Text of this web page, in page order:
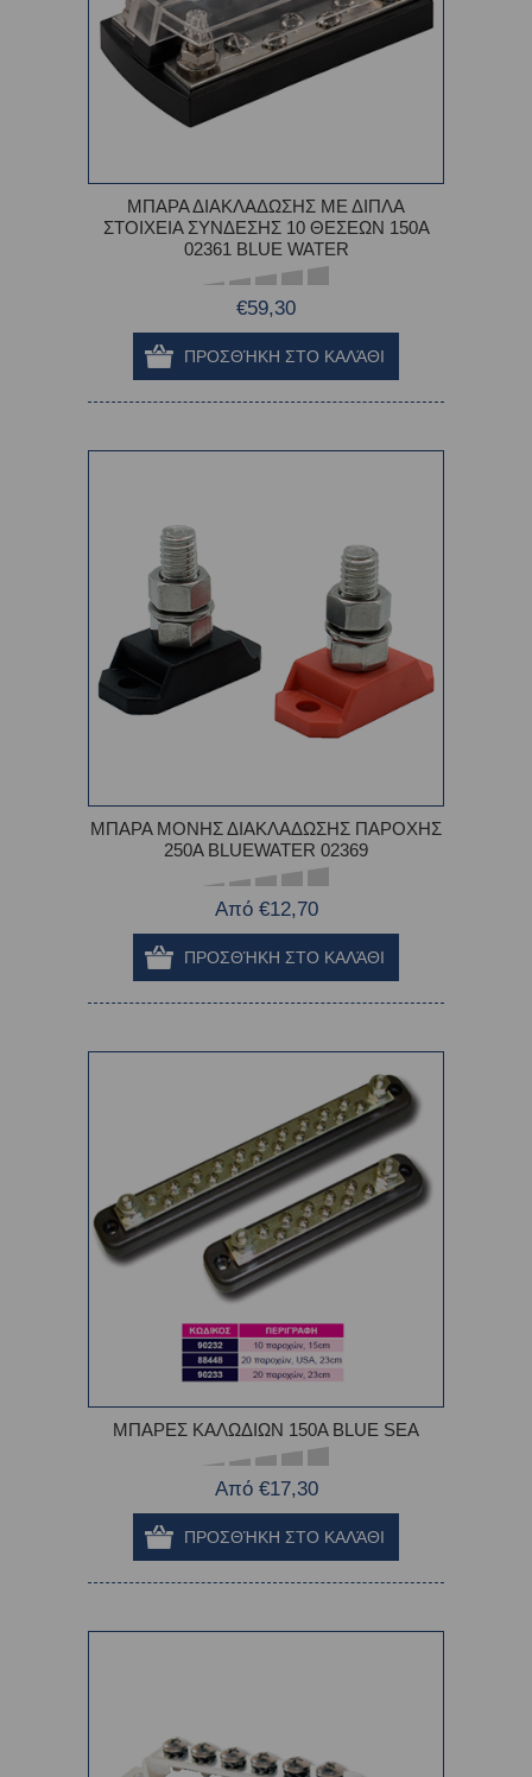
ΜΠΑΡΑ ΔΙΑΚΛΑΔΩΣΗΣ ΜΕ ΔΙΠΛΑ
ΣΤΟΙΧΕΙΑ ΣΥΝΔΕΣΗΣ 10 ΘΕΣΕΩΝ 150Α
02361 BLUE WATER
€59,30
ΜΠΑΡΑ ΜΟΝΗΣ ΔΙΑΚΛΑΔΩΣΗΣ ΠΑΡΟΧΗΣ
250Α BLUEWATER 02369
Από €12,70
ΜΠΑΡΕΣ ΚΑΛΩΔΙΩΝ 150Α ΒLUE SEA
Από €17,30